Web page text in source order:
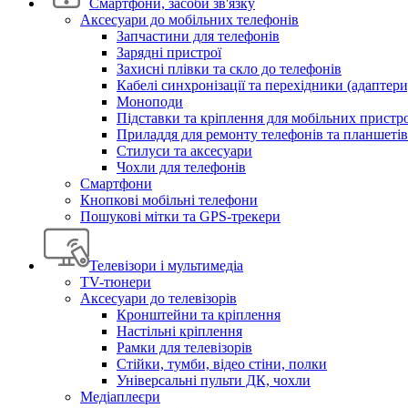
Смартфони, засоби зв'язку
Аксесуари до мобільних телефонів
Запчастини для телефонів
Зарядні пристрої
Захисні плівки та скло до телефонів
Кабелі синхронізації та перехідники
Моноподи
Підставки та кріплення для мобільних
Приладдя для ремонту телефонів та планшетів
Стилуси та аксесуари
Чохли для телефонів
Смартфони
Кнопкові мобільні телефони
Пошукові мітки та GPS-трекери
Телевізори і мультимедіа
TV-тюнери
Аксесуари до телевізорів
Кронштейни та кріплення
Настільні кріплення
Рамки для телевізорів
Стійки, тумби, відео стіни, полки
Універсальні пульти ДК, чохли
Медіаплеєри